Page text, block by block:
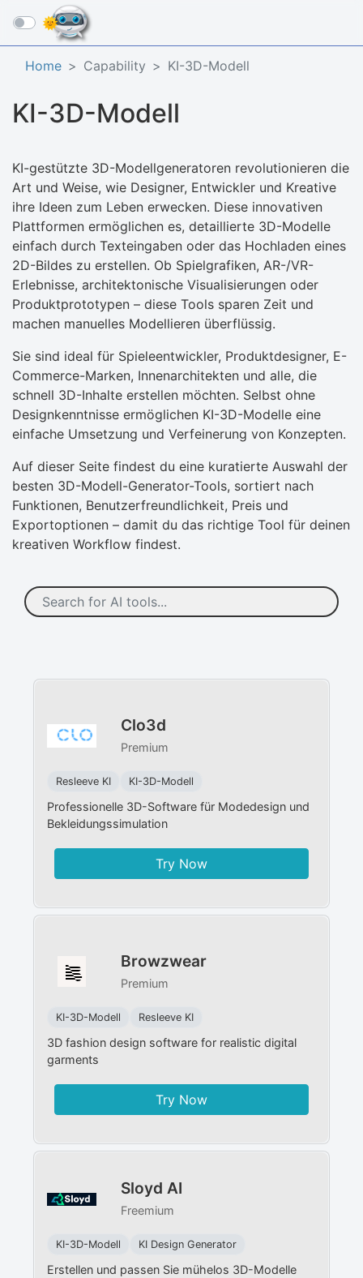
☰
Home Capability KI-3D-Modell
KI-3D-Modell
KI-gestützte 3D-Modellgeneratoren revolutionieren die
Art und Weise, wie Designer, Entwickler und Kreative
ihre Ideen zum Leben erwecken. Diese innovativen
Plattformen ermöglichen es, detaillierte 3D-Modelle
einfach durch Texteingaben oder das Hochladen eines
2D-Bildes zu erstellen. Ob Spielgrafiken, AR-/VR-
Erlebnisse, architektonische Visualisierungen oder
Produktprototypen – diese Tools sparen Zeit und
machen manuelles Modellieren überflüssig.
Sie sind ideal für Spieleentwickler, Produktdesigner, E-
Commerce-Marken, Innenarchitekten und alle, die
schnell 3D-Inhalte erstellen möchten. Selbst ohne
Designkenntnisse ermöglichen KI-3D-Modelle eine
einfache Umsetzung und Verfeinerung von Konzepten.
Auf dieser Seite findest du eine kuratierte Auswahl der
besten 3D-Modell-Generator-Tools, sortiert nach
Funktionen, Benutzerfreundlichkeit, Preis und
Exportoptionen – damit du das richtige Tool für deinen
kreativen Workflow findest.
Clo3d
Premium
Resleeve KI KI-3D-Modell
Professionelle 3D-Software für Modedesign und
Bekleidungssimulation
Try Now
Browzwear
Premium
KI-3D-Modell Resleeve KI
3D fashion design software for realistic digital
garments
Try Now
Sloyd AI
Freemium
KI-3D-Modell KI Design Generator
Erstellen und passen Sie mühelos 3D-Modelle